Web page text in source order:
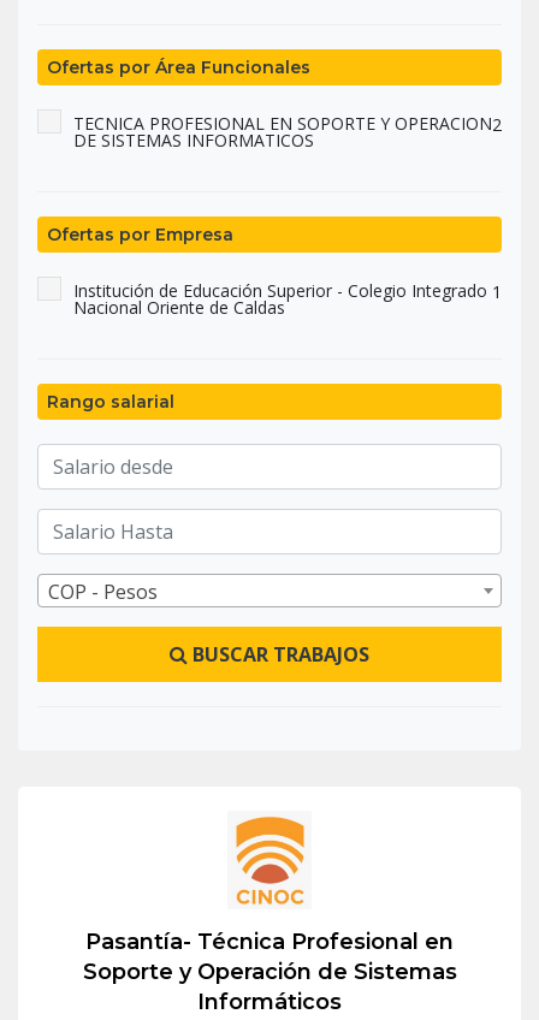
Ofertas por Área Funcionales
TECNICA PROFESIONAL EN SOPORTE Y OPERACION
DE SISTEMAS INFORMATICOS
2
Ofertas por Empresa
Institución de Educación Superior - Colegio Integrado
Nacional Oriente de Caldas
1
Rango salarial
COP - Pesos
BUSCAR TRABAJOS
Pasantía- Técnica Profesional en
Soporte y Operación de Sistemas
Informáticos